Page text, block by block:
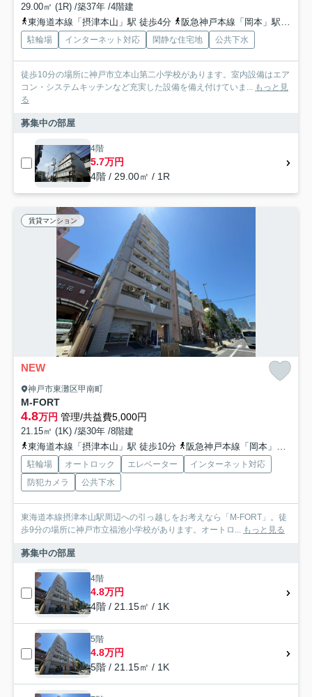
29.00㎡ (1R) /築37年 /4階建
東海道本線「摂津本山」駅 徒歩4分
阪急神戸本線「岡本」駅 徒歩10分
駐輪場 インターネット対応 閑静な住宅地 公共下水
徒歩10分の場所に神戸市立本山第二小学校があります。室内設備はエア
コン・システムキッチンなど充実した設備を備え付けていま... もっと見
る
募集中の部屋
4階
5.7万円
4階 / 29.00㎡ / 1R
賃貸マンション
NEW
神戸市東灘区甲南町
M-FORT
4.8万円 管理/共益費5,000円
21.15㎡ (1K) /築30年 /8階建
東海道本線「摂津本山」駅 徒歩10分
阪急神戸本線「岡本」駅 徒歩15分
駐輪場 オートロック エレベーター
インターネット対応
防犯カメラ
公共下水
東海道本線摂津本山駅周辺への引っ越しをお考えなら「M-FORT」。徒
歩9分の場所に神戸市立福池小学校があります。オートロ... もっと見る
募集中の部屋
4階
4.8万円
4階 / 21.15㎡ / 1K
5階
4.8万円
5階 / 21.15㎡ / 1K